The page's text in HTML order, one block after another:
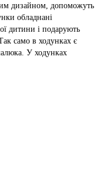
дизайном, допоможуть
обладнані
дитини і подарують
само в ходунках є
У ходунках